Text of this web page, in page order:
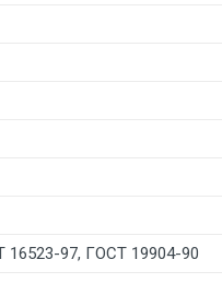
97, ГОСТ 19904-90